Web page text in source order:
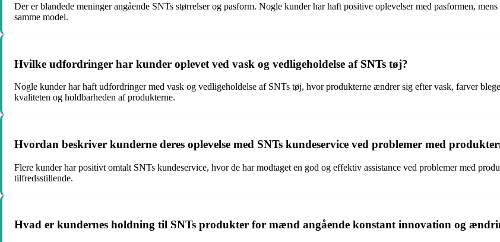
Der er blandede meninger angående SNTs størrelser og pasform. Nogle kunder har haft positive oplevelser med pasformen,
samme model.
Hvilke udfordringer har kunder oplevet ved vask og vedligeholdelse af SNTs tøj?
Nogle kunder har haft udfordringer med vask og vedligeholdelse af SNTs tøj, hvor produkterne ændrer sig efter vask, farver
kvaliteten og holdbarheden af produkterne.
Hvordan beskriver kunderne deres oplevelse med SNTs kundeservice ved problemer med
Flere kunder har positivt omtalt SNTs kundeservice, hvor de har modtaget en god og effektiv assistance ved problemer med
tilfredsstillende.
Hvad er kundernes holdning til SNTs produkter for mænd angående konstant innovation og